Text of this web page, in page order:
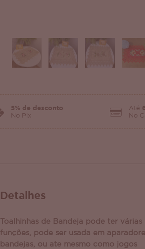
5% de desconto
No Pix
Até
No
Detalhes
Toalhinhas de Bandeja pode ter várias
funções, pode ser usada em
bandejas, ou ate mesmo como jogos